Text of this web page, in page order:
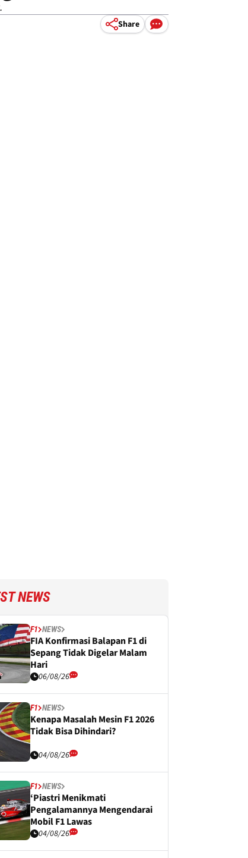
Share
NEWS
F1 NEWS
FIA Konfirmasi Balapan F1 di
Sepang Tidak Digelar Malam
Hari
06/08/26
F1 NEWS
Kenapa Masalah Mesin F1 2026
Tidak Bisa Dihindari?
04/08/26
F1 NEWS
‘Piastri Menikmati
Pengalamannya Mengendarai
Mobil F1 Lawas
04/08/26